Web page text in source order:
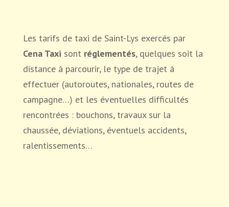
Les tarifs de taxi de Saint-Lys exercés par
Cena Taxi sont réglementés, quelques soit la
distance à parcourir, le type de trajet à
effectuer (autoroutes, nationales, routes de
campagne…) et les éventuelles difficultés
rencontrées : bouchons, travaux sur la
chaussée, déviations, éventuels accidents,
ralentissements…